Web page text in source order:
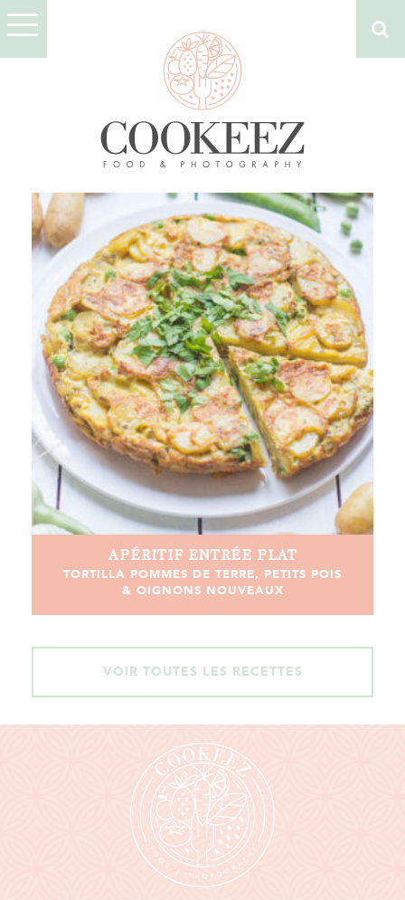
APÉRITIF ENTRÉE PLAT
TORTILLA POMMES DE TERRE, PETITS POIS
& OIGNONS NOUVEAUX
VOIR TOUTES LES RECETTES